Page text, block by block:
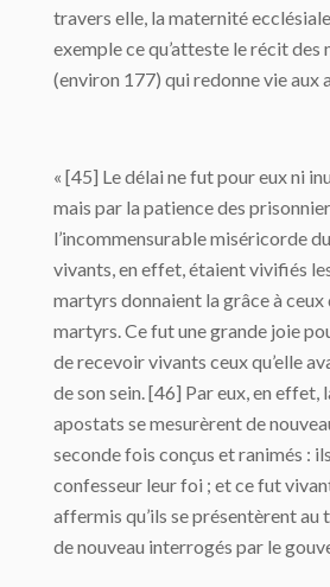
travers elle, la maternité
exemple ce qu’atteste le récit des
(environ 177) qui redonne vie aux
« [45] Le délai ne fut pour eux ni
mais par la patience des
l’incommensurable miséricorde
vivants, en effet, étaient vivifiés
martyrs donnaient la grâce à ceux
martyrs. Ce fut une grande joie
de recevoir vivants ceux qu’elle
de son sein. [46] Par eux, en effet,
apostats se mesurèrent de
seconde fois conçus et ranimés :
confesseur leur foi ; et ce fut
affermis qu’ils se présentèrent
de nouveau interrogés par le